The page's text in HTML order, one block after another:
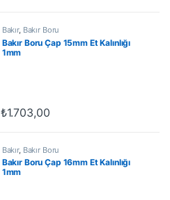
Bakır, Bakır Boru
Bakır Boru Çap 15mm Et Kalınlığı
1mm
₺1.703,00
Bakır, Bakır Boru
Bakır Boru Çap 16mm Et Kalınlığı
1mm